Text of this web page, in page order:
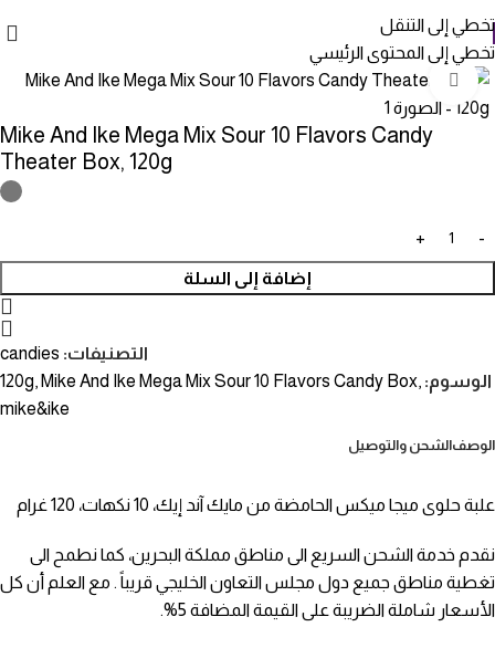
تخطي إلى التنقل
تخطي إلى المحتوى الرئيسي
انقر للتكبير
Mike And Ike Mega Mix Sour 10 Flavors Candy
Theater Box, 120g
إضافة إلى السلة
التصنيفات: candies
الوسوم:
120g, Mike And Ike Mega Mix Sour 10 Flavors Candy Box,
mike&ike
الوصفالشحن والتوصيل
علبة حلوى ميجا ميكس الحامضة من مايك آند إيك، 10 نكهات، 120 غرام
نقدم خدمة الشحن السريع الى مناطق مملكة البحرين، كما نطمح الى
تغطية مناطق جميع دول مجلس التعاون الخليجي قريباً . مع العلم أن كل
الأسعار شاملة الضريبة على القيمة المضافة 5%.